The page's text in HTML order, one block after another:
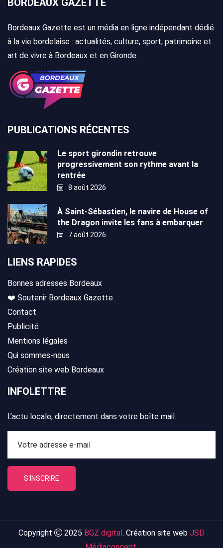
BORDEAUX GAZETTE
Bordeaux Gazette est un média en ligne indépendant dédié
à la vie bordelaise : actualités, culture, sport, patrimoine et
art de vivre à Bordeaux et en Gironde.
PUBLICATIONS RÉCENTES
Le sport girondin retrouve
progressivement son rythme avant la
rentrée
8 août 2026
À Saint-Sébastien, le navire de House of
the Dragon invite les fans à embarquer
7 août 2026
LIENS RAPIDES
Bonnes adresses Bordeaux
❤️ Soutenir Bordeaux Gazette
Contact
Publicité
Mentions légales
Qui sommes-nous
Création site web Bordeaux
INFOLETTRE
L’actu locale, directement dans votre boîte mail.
S'INSCRIRE
Copyright 2025 BGZ digital . Création site web JSD